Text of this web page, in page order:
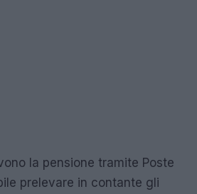
la pensione tramite Poste
prelevare in contante gli